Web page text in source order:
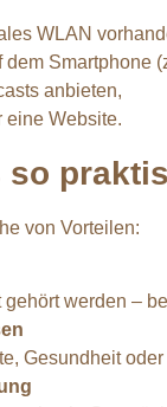
WLAN
Smartphone
anbieten,
eine Website.
so
von Vorteilen:
werden –
Gesundheit